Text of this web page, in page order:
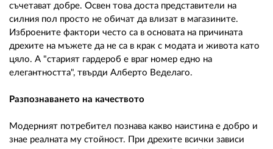
съчетават добре. Освен това доста представители на
силния пол просто не обичат да влизат в магазините.
Изброените фактори често са в основата на причината
дрехите на мъжете да не са в крак с модата и живота като
цяло. А "старият гардероб е враг номер едно на
елегантността", твърди Алберто Веделаго.
Разпознаването на качеството
Модерният потребител познава какво наистина е добро и
знае реалната му стойност. При дрехите всички зависи